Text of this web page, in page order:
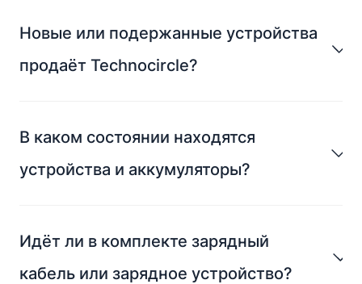
Новые или подержанные устройства
продаёт Technocircle?
В каком состоянии находятся
устройства и аккумуляторы?
Идёт ли в комплекте зарядный
кабель или зарядное устройство?